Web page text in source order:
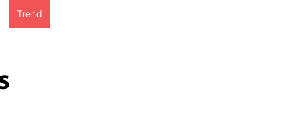
Trend